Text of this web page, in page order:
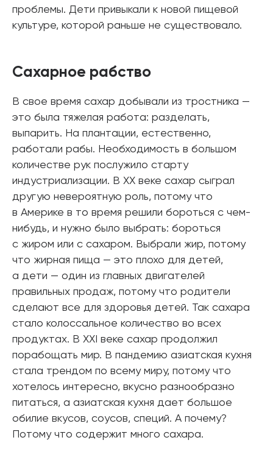
проблемы. Дети привыкали к новой пищевой
культуре, которой раньше не существовало.
Сахарное рабство
В свое время сахар добывали из тростника —
это была тяжелая работа: разделать,
выпарить. На плантации, естественно,
работали рабы. Необходимость в большом
количестве рук послужило старту
индустриализации. В XX веке сахар сыграл
другую невероятную роль, потому что
в Америке в то время решили бороться с чем-
нибудь, и нужно было выбрать: бороться
с жиром или с сахаром. Выбрали жир, потому
что жирная пища — это плохо для детей,
а дети — один из главных двигателей
правильных продаж, потому что родители
сделают все для здоровья детей. Так сахара
стало колоссальное количество во всех
продуктах. В XXI веке сахар продолжил
порабощать мир. В пандемию азиатская кухня
стала трендом по всему миру, потому что
хотелось интересно, вкусно разнообразно
питаться, а азиатская кухня дает большое
обилие вкусов, соусов, специй. А почему?
Потому что содержит много сахара.